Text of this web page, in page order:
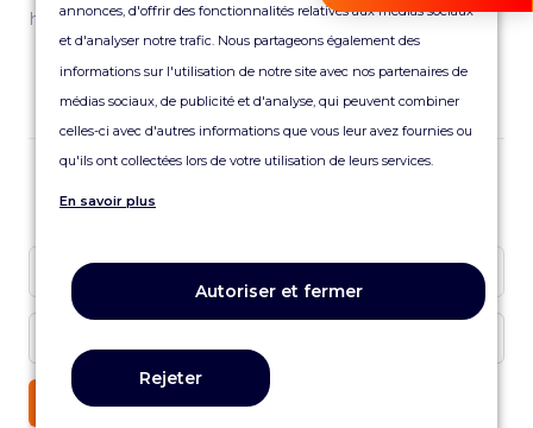
hello@reality.fr
Abonnez-vous à notre newsletter
JE M'ABONNE
annonces, d'offrir des fonctionnalités relatives aux médias sociaux
et d'analyser notre trafic. Nous partageons également des
informations sur l'utilisation de notre site avec nos partenaires de
médias sociaux, de publicité et d'analyse, qui peuvent combiner
celles-ci avec d'autres informations que vous leur avez fournies ou
qu'ils ont collectées lors de votre utilisation de leurs services.
En savoir plus
Autoriser et fermer
Rejeter